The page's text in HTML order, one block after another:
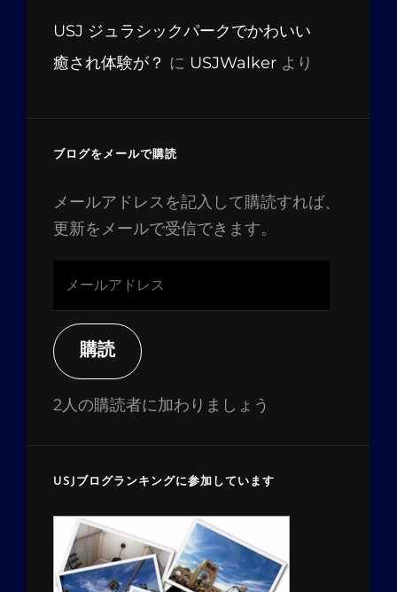
USJ ジュラシックパークでかわいい
癒され体験が？ に USJWalker より
ブログをメールで購読
メールアドレスを記入して購読すれば、
更新をメールで受信できます。
ー
ア
ド
レ
購読
2人の購読者に加わりましょう
USJブログランキングに参加しています